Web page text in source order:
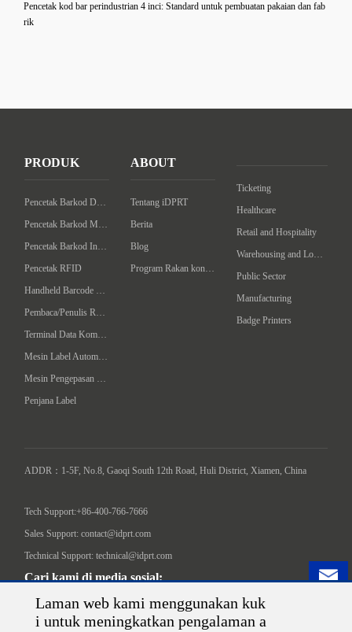
Pencetak kod bar perindustrian 4 inci: Standard untuk pembuatan pakaian dan fab
rik
Laman web kami menggunakan kuk
i untuk meningkatkan pengalaman a
PRODUK
Pencetak Barkod Desktop
Pencetak Barkod Mudah
Pencetak Barkod Industrial
Pencetak RFID
Handheld Barcode Scanner
Pembaca/Penulis RFID Komputer Tangan
Terminal Data Komputer Telapak
Mesin Label Automatik
Mesin Pengepasan Intelligent
Penjana Label
ABOUT
Tentang iDPRT
Berita
Blog
Program Rakan kongsi
Ticketing
Healthcare
Retail and Hospitality
Warehousing and Logistics
Public Sector
Manufacturing
Badge Printers
ADDR：1-5F, No.8, Gaoqi South 12th Road, Huli District, Xiamen, China
Tech Support:+86-400-766-7666
Sales Support: contact@idprt.com
Technical Support: technical@idprt.com
Cari kami di media sosial: